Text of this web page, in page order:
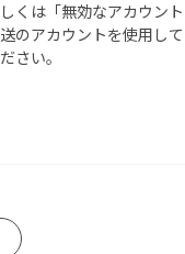
くは「無効なアカウント
のアカウントを使用して
さい。